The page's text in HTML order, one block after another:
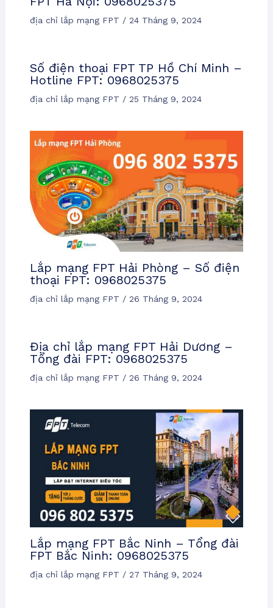
địa chỉ lắp mạng FPT / 24 Tháng 9, 2024
Số điện thoại FPT TP Hồ Chí Minh –
Hotline FPT: 0968025375
địa chỉ lắp mạng FPT / 25 Tháng 9, 2024
Lắp mạng FPT Hải Phòng – Số điện
thoại FPT: 0968025375
địa chỉ lắp mạng FPT / 26 Tháng 9, 2024
Địa chỉ lắp mạng FPT Hải Dương –
Tổng đài FPT: 0968025375
địa chỉ lắp mạng FPT / 26 Tháng 9, 2024
Lắp mạng FPT Bắc Ninh – Tổng đài
FPT Bắc Ninh: 0968025375
địa chỉ lắp mạng FPT / 27 Tháng 9, 2024